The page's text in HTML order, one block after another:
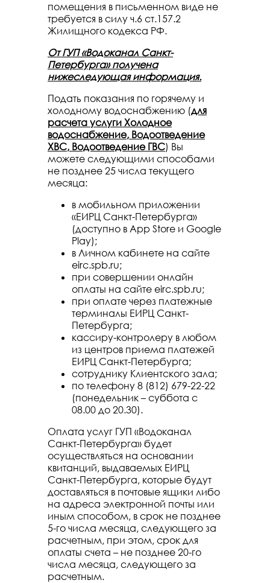
помещения в письменном виде не
требуется в силу ч.6 ст.157.2
Жилищного кодекса РФ.
От ГУП «Водоканал Санкт-
Петербурга» получена
нижеследующая информация.
Подать показания по горячему и
холодному водоснабжению (для
расчета услуги Холодное
водоснабжение, Водоотведение
ХВС, Водоотведение ГВС) Вы
можете следующими способами
не позднее 25 числа текущего
месяца:
в мобильном приложении
«ЕИРЦ Санкт-Петербурга»
(доступно в App Store и Google
Play);
в Личном кабинете на сайте
eirc.spb.ru;
при совершении онлайн
оплаты на сайте eirc.spb.ru;
при оплате через платежные
терминалы ЕИРЦ Санкт-
Петербурга;
кассиру-контролеру в любом
из центров приема платежей
ЕИРЦ Санкт-Петербурга;
сотруднику Клиентского зала;
по телефону 8 (812) 679-22-22
(понедельник – суббота с
08.00 до 20.30).
Оплата услуг ГУП «Водоканал
Санкт-Петербурга» будет
осуществляться на основании
квитанций, выдаваемых ЕИРЦ
Санкт-Петербурга, которые будут
доставляться в почтовые ящики либо
на адреса электронной почты или
иным способом, в срок не позднее
5-го числа месяца, следующего за
расчетным, при этом, срок для
оплаты счета – не позднее 20-го
числа месяца, следующего за
расчетным.